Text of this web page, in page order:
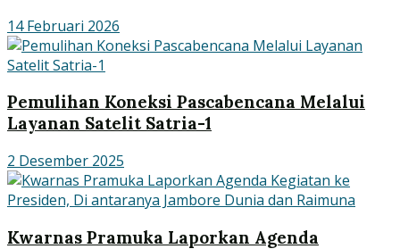
14 Februari 2026
Pemulihan Koneksi Pascabencana Melalui
Layanan Satelit Satria-1
2 Desember 2025
Kwarnas Pramuka Laporkan Agenda